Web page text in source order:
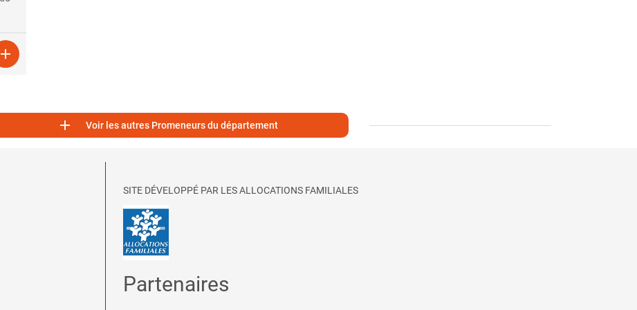

 Voir les autres Promeneurs du département
SITE DÉVELOPPÉ PAR LES ALLOCATIONS FAMILIALES
Partenaires